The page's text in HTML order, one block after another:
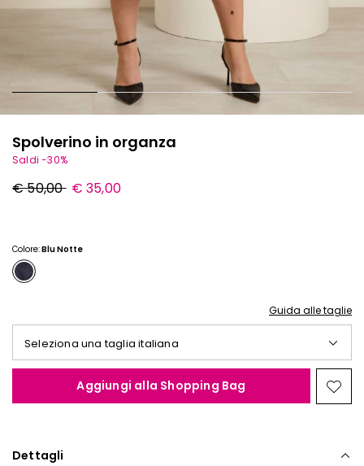
Spolverino in organza
Saldi -30%
Prezzo
originale
€ 50,00 Nuovo
prezzo
€ 35,00
Colore:Blu Notte
Guida alle taglie
Seleziona una taglia italiana
Aggiungi alla Shopping Bag
nella
Dettagli